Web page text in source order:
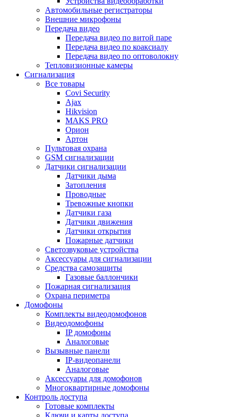
Автомобильные регистраторы
Внешние микрофоны
Передача видео
Передача видео по витой паре
Передача видео по коаксиалу
Передача видео по оптоволокну
Тепловизионные камеры
Сигнализация
Все товары
Covi Security
Ajax
Hikvision
MAKS PRO
Орион
Артон
Пультовая охрана
GSM сигнализации
Датчики сигнализации
Датчики дыма
Затопления
Проводные
Тревожные кнопки
Датчики газа
Датчики движения
Датчики открытия
Пожарные датчики
Светозвуковые устройства
Аксессуары для сигнализации
Средства самозащиты
Газовые баллончики
Пожарная сигнализация
Охрана периметра
Домофоны
Комплекты видеодомофонов
Видеодомофоны
IP домофоны
Аналоговые
Вызывные панели
IP-видеопанели
Аналоговые
Аксессуары для домофонов
Многоквартирные домофоны
Контроль доступа
Готовые комплекты
Ключи и карты доступа